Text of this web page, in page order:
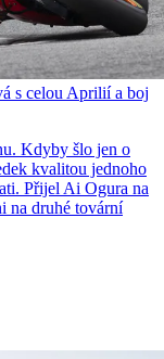
s celou Aprilií a boj
Kdyby šlo jen o
kvalitou jednoho
Přijel Ai Ogura na
na druhé tovární